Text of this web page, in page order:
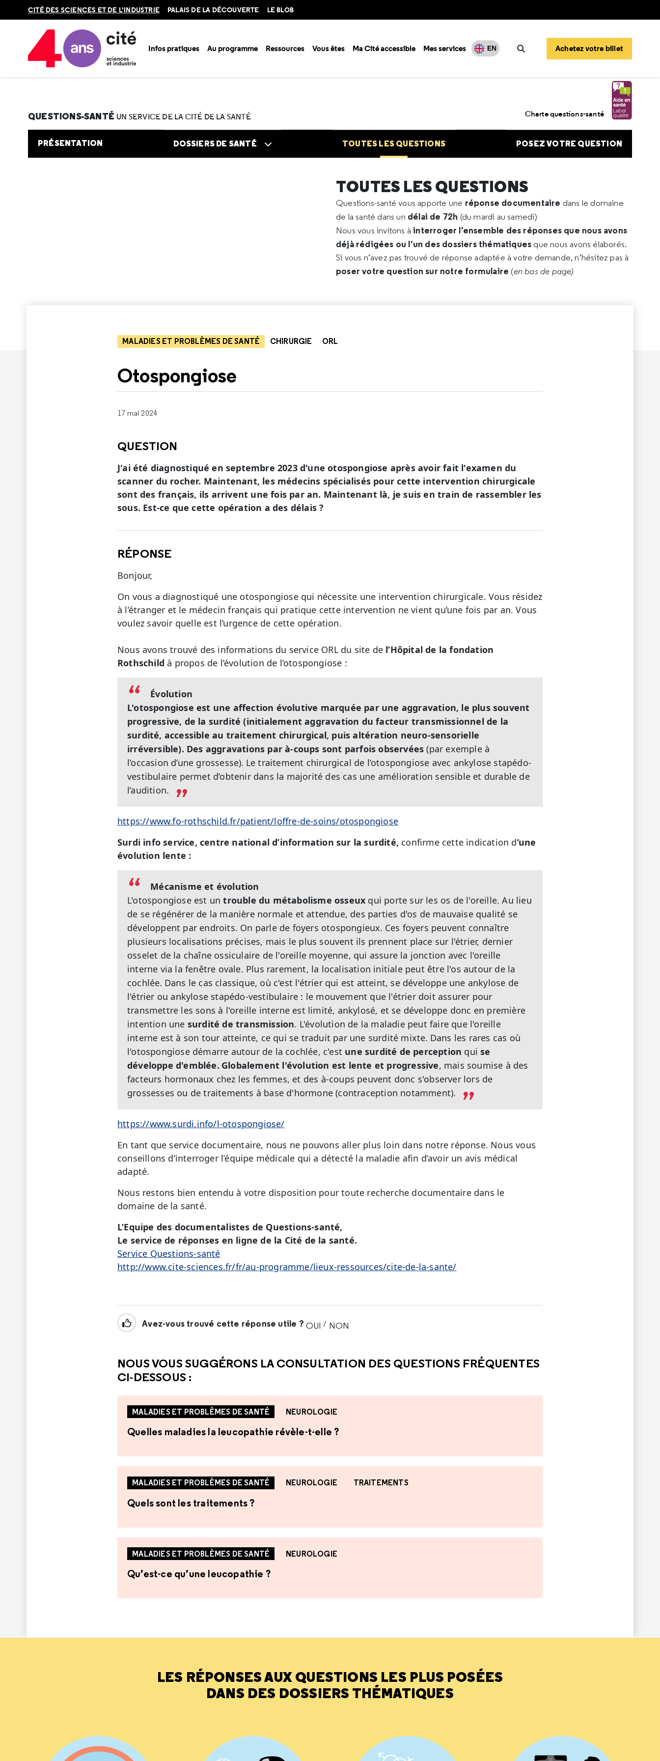
en
CITÉ DES SCIENCES ET DE L'INDUSTRIE PALAIS DE LA DÉCOUVERTE LE BLOB
Infos pratiques Au programme Ressources Vous êtes Ma Cité accessible Mes services EN
Rechercher
Achetez votre billet
Accueil Au programme
QUESTIONS-SANTÉ UN SERVICE DE LA CITÉ DE LA SANTÉ Charte questions-santé
PRÉSENTATION DOSSIERS DE SANTÉ TOUTES LES QUESTIONS POSEZ VOTRE QUESTION
TOUTES LES QUESTIONS
Questions-santé vous apporte une réponse documentaire dans le domaine
de la santé dans un délai de 72h (du mardi au samedi)
Nous vous invitons àinterroger l’ensemble des réponses que nous avons
déjà rédigées ou l’un des dossiers thématiques que nous avons élaborés.
Si vous n’avez pas trouvé de réponse adaptée à votre demande, n’hésitez pas à
poser votre question sur notre formulaire (en bas de page)
MALADIES ET PROBLÈMES DE SANTÉ CHIRURGIE ORL
Otospongiose
17 mai 2024
QUESTION
J'ai été diagnostiqué en septembre 2023 d'une otospongiose après avoir fait l'examen du
scanner du rocher. Maintenant, les médecins spécialisés pour cette intervention chirurgicale
sont des français, ils arrivent une fois par an. Maintenant là, je suis en train de rassembler les
sous. Est-ce que cette opération a des délais ?
RÉPONSE
Bonjour,
On vous a diagnostiqué une otospongiose qui nécessite une intervention chirurgicale. Vous résidez
à l’étranger et le médecin français qui pratique cette intervention ne vient qu’une fois par an. Vous
voulez savoir quelle est l’urgence de cette opération.
Nous avons trouvé des informations du service ORL du site de l’Hôpital de la fondation
Rothschild à propos de l’évolution de l’otospongiose :
Évolution
L'otospongiose est une affection évolutive marquée par une aggravation, le plus souvent
progressive, de la surdité (initialement aggravation du facteur transmissionnel de la
surdité, accessible au traitement chirurgical, puis altération neuro-sensorielle
irréversible). Des aggravations par à-coups sont parfois observées (par exemple à
l’occasion d’une grossesse). Le traitement chirurgical de l’otospongiose avec ankylose stapédo-
vestibulaire permet d’obtenir dans la majorité des cas une amélioration sensible et durable de
l’audition.
https://www.fo-rothschild.fr/patient/loffre-de-soins/otospongiose
Surdi info service, centre national d’information sur la surdité, confirme cette indication d’une
évolution lente :
Mécanisme et évolution
L'otospongiose est untrouble du métabolisme osseux qui porte sur les os de l'oreille. Au lieu
de se régénérer de la manière normale et attendue, des parties d'os de mauvaise qualité se
développent par endroits. On parle de foyers otospongieux. Ces foyers peuvent connaître
plusieurs localisations précises, mais le plus souvent ils prennent place sur l'étrier, dernier
osselet de la chaîne ossiculaire de l'oreille moyenne, qui assure la jonction avec l'oreille
interne via la fenêtre ovale. Plus rarement, la localisation initiale peut être l'os autour de la
cochlée. Dans le cas classique, où c'est l'étrier qui est atteint, se développe une ankylose de
l'étrier ou ankylose stapédo-vestibulaire : le mouvement que l'étrier doit assurer pour
transmettre les sons à l'oreille interne est limité, ankylosé, et se développe donc en première
intention une surdité de transmission. L'évolution de la maladie peut faire que l'oreille
interne est à son tour atteinte, ce qui se traduit par une surdité mixte. Dans les rares cas où
l'otospongiose démarre autour de la cochlée, c'est une surdité de perception quise
développe d'emblée. Globalement l'évolution est lente et progressive, mais soumise à des
facteurs hormonaux chez les femmes, et des à-coups peuvent donc s'observer lors de
grossesses ou de traitements à base d'hormone (contraception notamment).
https://www.surdi.info/l-otospongiose/
En tant que service documentaire, nous ne pouvons aller plus loin dans notre réponse. Nous vous
conseillons d’interroger l’équipe médicale qui a détecté la maladie afin d’avoir un avis médical
adapté.
Nous restons bien entendu à votre disposition pour toute recherche documentaire dans le
domaine de la santé.
L’Equipe des documentalistes de Questions-santé,
Le service de réponses en ligne de la Cité de la santé.
Service Questions-santé
http://www.cite-sciences.fr/fr/au-programme/lieux-ressources/cite-de-la-sante/
Avez-vous trouvé cette réponse utile ? OUI / NON
NOUS VOUS SUGGÉRONS LA CONSULTATION DES QUESTIONS FRÉQUENTES
CI-DESSOUS :
MALADIES ET PROBLÈMES DE SANTÉ NEUROLOGIE
Quelles maladies la leucopathie révèle-t-elle ?
MALADIES ET PROBLÈMES DE SANTÉ NEUROLOGIE TRAITEMENTS
Quels sont les traitements ?
MALADIES ET PROBLÈMES DE SANTÉ NEUROLOGIE
Qu’est-ce qu’une leucopathie ?
LES RÉPONSES AUX QUESTIONS LES PLUS POSÉES
DANS DES DOSSIERS THÉMATIQUES